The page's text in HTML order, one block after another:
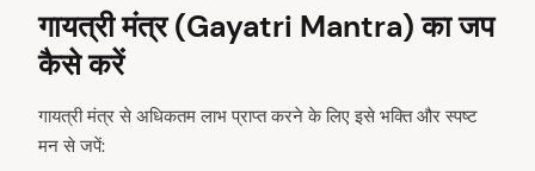
गायत्री मंत्र (Gayatri Mantra) का जप
कैसे करें
गायत्री मंत्र से अधिकतम लाभ प्राप्त करने के लिए इसे भक्ति और स्पष्ट
मन से जपें: